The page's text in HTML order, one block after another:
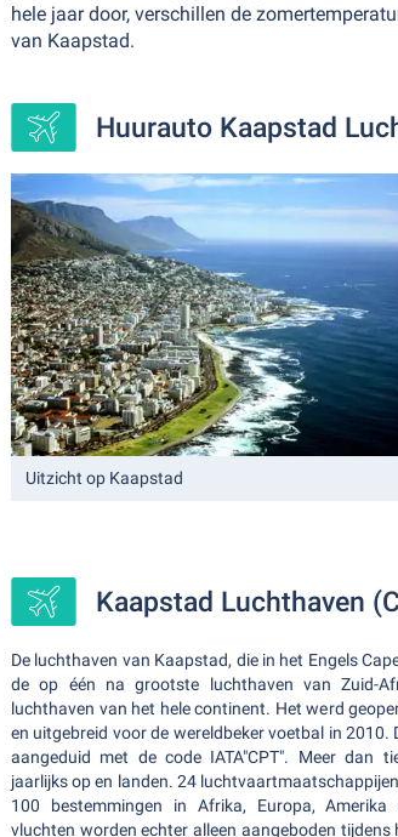
hele jaar door, verschillen de
van Kaapstad.
Huurauto Kaapstad
Uitzicht op Kaapstad
Kaapstad Luchthaven
De luchthaven van Kaapstad, die in het Engels
de op één na grootste luchthaven van Zuid-
luchthaven van het hele continent. Het werd
en uitgebreid voor de wereldbeker voetbal in
aangeduid met de code IATA"CPT". Meer dan
jaarlijks op en landen. 24
100 bestemmingen in Afrika, Europa,
vluchten worden echter alleen aangeboden